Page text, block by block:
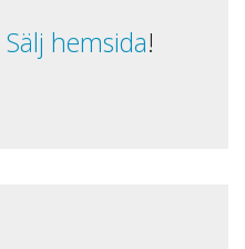
Sälj hemsida!